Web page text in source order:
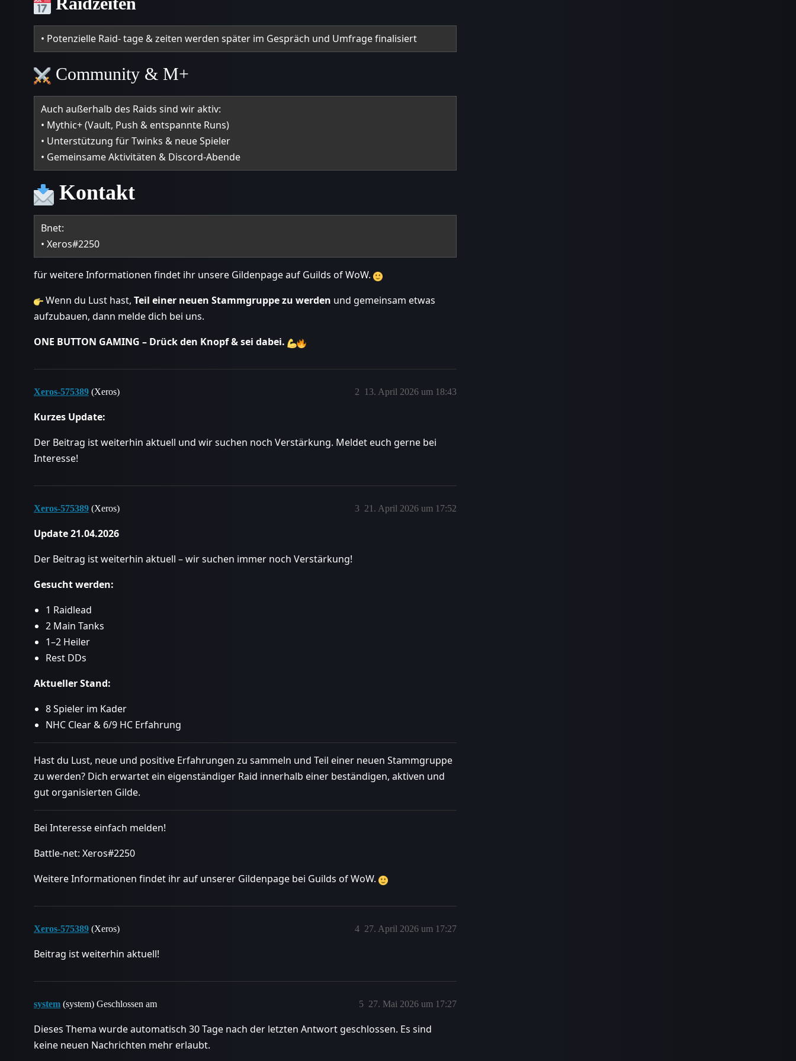
• Potenzielle Raid- tage & zeiten werden später im Gespräch und Umfrage finalisiert
Community & M+
Auch außerhalb des Raids sind wir aktiv:
• Mythic+ (Vault, Push & entspannte Runs)
• Unterstützung für Twinks & neue Spieler
• Gemeinsame Aktivitäten & Discord-Abende
Kontakt
Bnet:
• Xeros#2250
für weitere Informationen findet ihr unsere Gildenpage auf Guilds of WoW.
Wenn du Lust hast, Teil einer neuen Stammgruppe zu werden und gemeinsam etwas
aufzubauen, dann melde dich bei uns.
ONE BUTTON GAMING – Drück den Knopf & sei dabei.
Xeros-575389 (Xeros) 13. April 2026 um 18:43
2
Kurzes Update:
Der Beitrag ist weiterhin aktuell und wir suchen noch Verstärkung. Meldet euch gerne bei
Interesse!
Xeros-575389 (Xeros) 21. April 2026 um 17:52
3
Update 21.04.2026
Der Beitrag ist weiterhin aktuell – wir suchen immer noch Verstärkung!
Gesucht werden:
1 Raidlead
2 Main Tanks
1–2 Heiler
Rest DDs
Aktueller Stand:
8 Spieler im Kader
NHC Clear & 6/9 HC Erfahrung
Hast du Lust, neue und positive Erfahrungen zu sammeln und Teil einer neuen Stammgruppe
zu werden? Dich erwartet ein eigenständiger Raid innerhalb einer beständigen, aktiven und
gut organisierten Gilde.
Bei Interesse einfach melden!
Battle-net: Xeros#2250
Weitere Informationen findet ihr auf unserer Gildenpage bei Guilds of WoW.
Xeros-575389 (Xeros) 27. April 2026 um 17:27
4
Beitrag ist weiterhin aktuell!
system (system) Geschlossen am 27. Mai 2026 um 17:27
5
Dieses Thema wurde automatisch 30 Tage nach der letzten Antwort geschlossen. Es sind
keine neuen Nachrichten mehr erlaubt.